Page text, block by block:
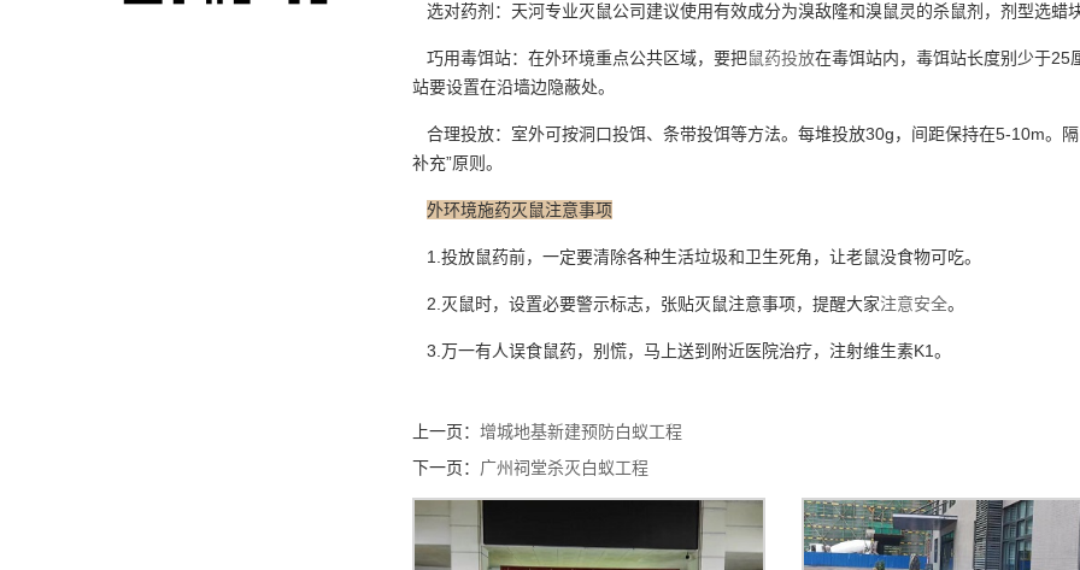
选对药剂：天河专业灭鼠公司建议使用有效成分为溴敌隆和溴鼠灵的杀鼠剂，剂型选蜡
巧用毒饵站：在外环境重点公共区域，要把鼠药投放在毒饵站内，毒饵站长度别少于25
站要设置在沿墙边隐蔽处。
合理投放：室外可按洞口投饵、条带投饵等方法。每堆投放30g，间距保持在5-10m。
补充”原则。
外环境施药灭鼠注意事项
1.投放鼠药前，一定要清除各种生活垃圾和卫生死角，让老鼠没食物可吃。
2.灭鼠时，设置必要警示标志，张贴灭鼠注意事项，提醒大家注意安全。
3.万一有人误食鼠药，别慌，马上送到附近医院治疗，注射维生素K1。
上一页： 增城地基新建预防白蚁工程
下一页： 广州祠堂杀灭白蚁工程